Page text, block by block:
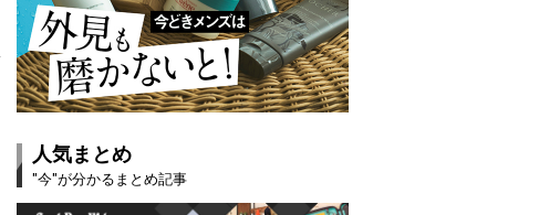
人気まとめ
"今"が分かるまとめ記事